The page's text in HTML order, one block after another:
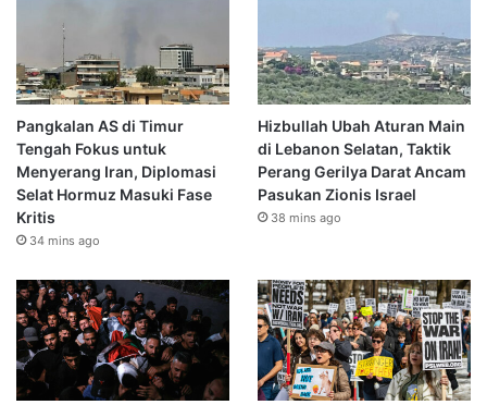
Pangkalan AS di Timur
Tengah Fokus untuk
Menyerang Iran, Diplomasi
Selat Hormuz Masuki Fase
Kritis
34 mins ago
Hizbullah Ubah Aturan Main
di Lebanon Selatan, Taktik
Perang Gerilya Darat Ancam
Pasukan Zionis Israel
38 mins ago